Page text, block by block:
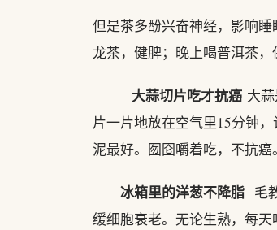
但是茶多酚兴奋神经，影响
龙茶，健脾；晚上喝普洱茶，
大蒜切片吃才抗癌 大
片一片地放在空气里15分钟
泥最好。囫囵嚼着吃，不抗癌。
冰箱里的洋葱不降脂 毛
缓细胞衰老。无论生熟，每